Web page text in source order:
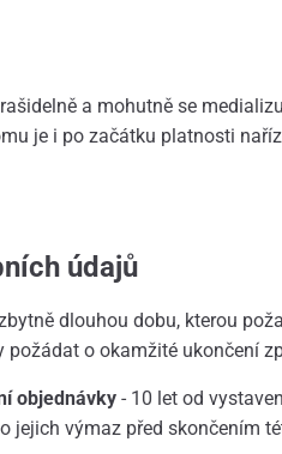
a mohutně se
je i po začátku platnosti
údajů
dlouhou dobu, kterou
požádat o okamžité ukončení
objednávky- 10 let od
jejich výmaz před skončením